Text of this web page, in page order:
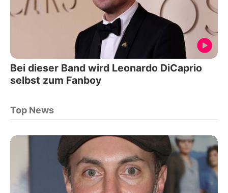
Bei dieser Band wird Leonardo DiCaprio
selbst zum Fanboy
Top News